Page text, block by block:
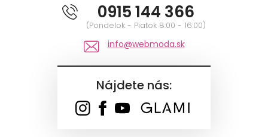
0915 144 366
(Pondelok - Piatok 8:00 - 16:00)
info@webmoda.sk
Nájdete nás: